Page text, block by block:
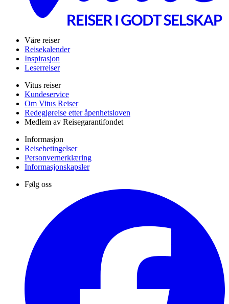
Våre reiser
Reisekalender
Inspirasjon
Leserreiser
Vitus reiser
Kundeservice
Om Vitus Reiser
Redegjørelse etter åpenhetsloven
Medlem av Reisegarantifondet
Informasjon
Reisebetingelser
Personvernerklæring
Informasjonskapsler
Følg oss